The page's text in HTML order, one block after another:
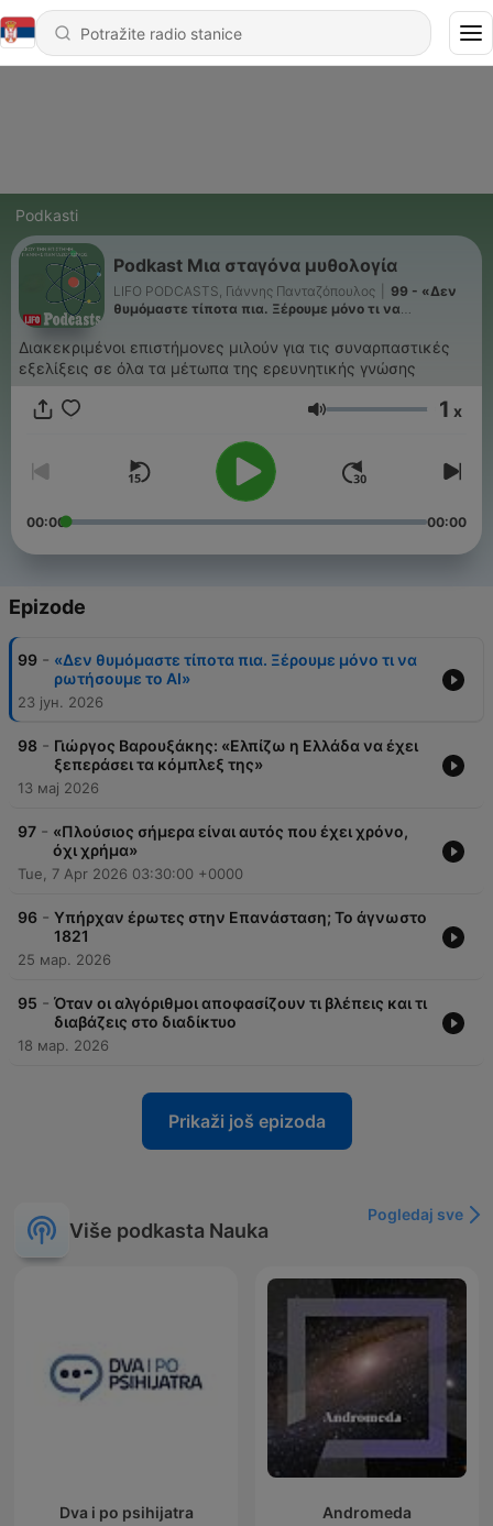
Podkasti
Podkast Μια σταγόνα μυθολογία
LIFO PODCASTS, Γιάννης Πανταζόπουλος
99 - «Δεν
θυμόμαστε τίποτα πια. Ξέρουμε μόνο τι να
Διακεκριμένοι επιστήμονες μιλούν για τις συναρπαστικές
εξελίξεις σε όλα τα μέτωπα της ερευνητικής γνώσης
Jačina zvuka 1 x
00:00 00:00
Epizode
99 - «Δεν θυμόμαστε τίποτα πια. Ξέρουμε μόνο τι να
ρωτήσουμε το ΑΙ»
23 јун. 2026
98 - Γιώργος Βαρουξάκης: «Ελπίζω η Ελλάδα να έχει
ξεπεράσει τα κόμπλεξ της»
13 мај 2026
97 - «Πλούσιος σήμερα είναι αυτός που έχει χρόνο,
όχι χρήμα»
Tue, 7 Apr 2026 03:30:00 +0000
96 - Υπήρχαν έρωτες στην Επανάσταση; Το άγνωστο
1821
25 мар. 2026
95 - Όταν οι αλγόριθμοι αποφασίζουν τι βλέπεις και τι
διαβάζεις στο διαδίκτυο
18 мар. 2026
Prikaži još epizoda
Više podkasta Nauka
Pogledaj sve
Dva i po psihijatra Andromeda